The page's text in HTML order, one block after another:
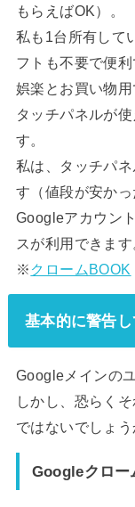
もらえばOK）。
私も1台所有して
フトも不要で便利
娯楽とお買い物用
タッチパネルが
す。
私は、タッチパ
す（値段が安かっ
Googleアカウン
スが利用できます
※ クロームBOOK
基本的に警告
Googleメインの
しかし、恐らく
ではないでしょう
Googleクロー